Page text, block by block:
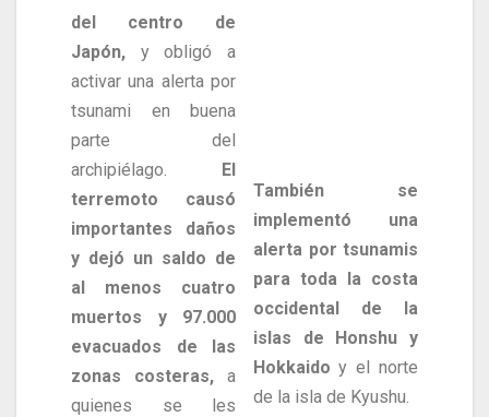
del centro de
Japón, y obligó a
activar una alerta por
tsunami en buena
parte del
archipiélago. El
terremoto causó
importantes daños
y dejó un saldo de
al menos cuatro
muertos y 97.000
evacuados de las
zonas costeras, a
quienes se les
También se
implementó una
alerta por tsunamis
para toda la costa
occidental de la
islas de Honshu y
Hokkaido y el norte
de la isla de Kyushu.